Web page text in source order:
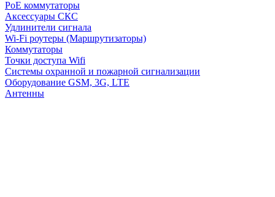
PoE коммутаторы
Аксессуары СКС
Удлинители сигнала
Wi-Fi роутеры (Маршрутизаторы)
Коммутаторы
Точки доступа Wifi
Системы охранной и пожарной сигнализации
Оборудование GSM, 3G, LTE
Антенны